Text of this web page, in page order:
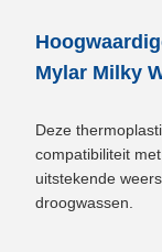
Mylar Milky
Deze
compatibiliteit
uitstekende
droogwassen.